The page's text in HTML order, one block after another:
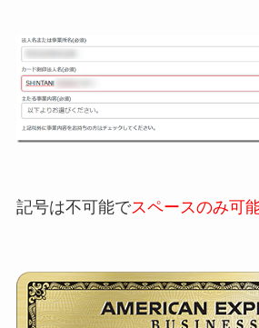
記号は不可能でスペースのみ可